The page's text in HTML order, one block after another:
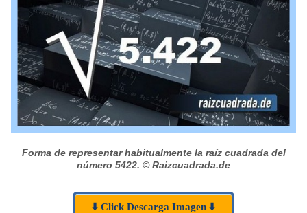
Forma de representar habitualmente la raíz cuadrada del
número 5422. © Raizcuadrada.de
⬇️ Click Descarga Imagen ⬇️